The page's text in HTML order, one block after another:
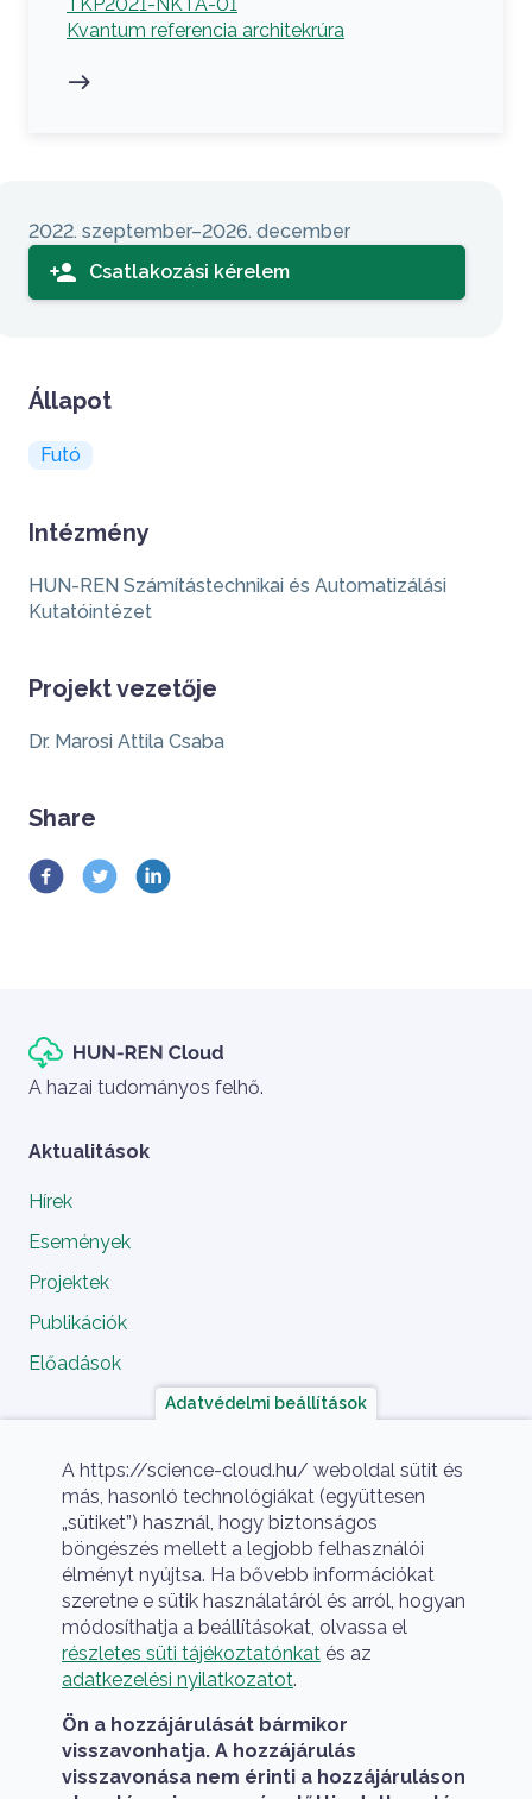
Kvantum referencia architekrúra
2022. szeptember–2026. december
person_add Csatlakozási kérelem
Állapot
Futó
Intézmény
HUN-REN Számítástechnikai és Automatizálási
Kutatóintézet
Projekt vezetője
Dr. Marosi Attila Csaba
Share
Szlogen
A hazai tudományos felhő.
Aktualitások
Hírek
Események
Projektek
Publikációk
Előadások
A HUN-REN Cloud a hazai TOP50
Adatvédelmi beállítások
A https://science-cloud.hu/ weboldal sütit és
más, hasonló technológiákat (együttesen
„sütiket”) használ, hogy biztonságos
böngészés mellett a legjobb felhasználói
élményt nyújtsa. Ha bővebb információkat
szeretne e sütik használatáról és arról, hogyan
módosíthatja a beállításokat, olvassa el
részletes süti tájékoztatónkat és az
adatkezelési nyilatkozatot.
Ön a hozzájárulását bármikor
visszavonhatja. A hozzájárulás
visszavonása nem érinti a hozzájáruláson